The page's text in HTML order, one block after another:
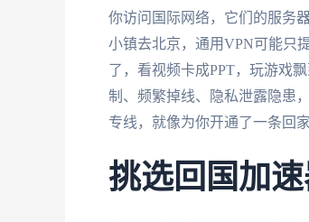
你访问国际网络，它们的服务
小镇去北京，通用VPN可能只
了，看视频卡成PPT，玩游戏
制、频繁掉线、隐私泄露隐患
专线，就像为你开通了一条回
挑选回国加